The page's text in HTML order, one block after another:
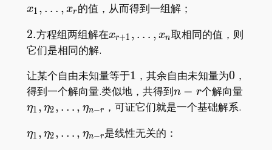
x1 , … , xr 的值，从而得到一组解；
2.
2.方程组两组解在x_{r+1},\dots,x_n
xr+1 , … , xn取相同的值，则
它们是相同的解.
让某个自由未知量等于1
1 ，其余自由未知量为0
0，
得到一个解向量.类似地，共得到n-
r
n − r个解向量
η1 , η2, … , ηn−r ，可证它们就是一个基础解系.
\eta_1,\eta_2,\dots,\eta_{n-
η1 , η2, … , ηn−r是线性无关的：